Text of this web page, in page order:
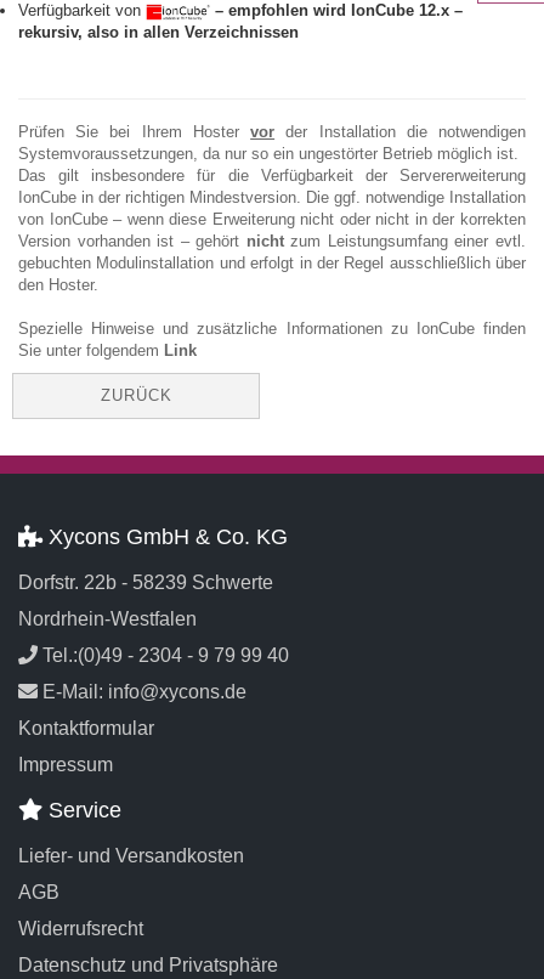
Verfügbarkeit von
– empfohlen wird IonCube 12.x –
rekursiv, also in allen Verzeichnissen
Prüfen Sie bei Ihrem Hostervor der Installation die notwendigen
Systemvoraussetzungen, da nur so ein ungestörter Betrieb möglich ist.
Das gilt insbesondere für die Verfügbarkeit der Servererweiterung
IonCube in der richtigen Mindestversion. Die ggf. notwendige Installation
von IonCube – wenn diese Erweiterung nicht oder nicht in der korrekten
Version vorhanden ist – gehört nichtzum Leistungsumfang einer evtl.
gebuchten Modulinstallation und erfolgt in der Regel ausschließlich über
den Hoster.
Spezielle Hinweise und zusätzliche Informationen zu IonCube finden
Sie unter folgendem Link
ZURÜCK
Xycons GmbH & Co. KG
Dorfstr. 22b - 58239 Schwerte
Nordrhein-Westfalen
Tel.:(0)49 - 2304 - 9 79 99 40
E-Mail: info@xycons.de
Kontaktformular
Impressum
Service
Liefer- und Versandkosten
AGB
Widerrufsrecht
Datenschutz und Privatsphäre